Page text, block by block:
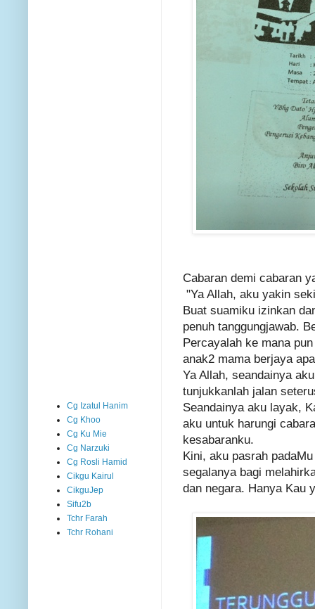
Cabaran demi cabaran
"Ya Allah, aku yakin
Buat suamiku izinkan
penuh tanggungjawab.
Percayalah ke mana
anak2 mama berjaya
Ya Allah, seandainya
tunjukkanlah jalan
Seandainya aku layak,
aku untuk harungi
kesabaranku.
Kini, aku pasrah
segalanya bagi
dan negara. Hanya Kau
Cg Izatul Hanim
Cg Khoo
Cg Ku Mie
Cg Narzuki
Cg Rosli Hamid
Cikgu Kairul
CikguJep
Sifu2b
Tchr Farah
Tchr Rohani